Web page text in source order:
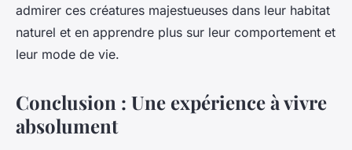
admirer ces créatures majestueuses dans leur habitat
naturel et en apprendre plus sur leur comportement et
leur mode de vie.
Conclusion : Une expérience à vivre
absolument